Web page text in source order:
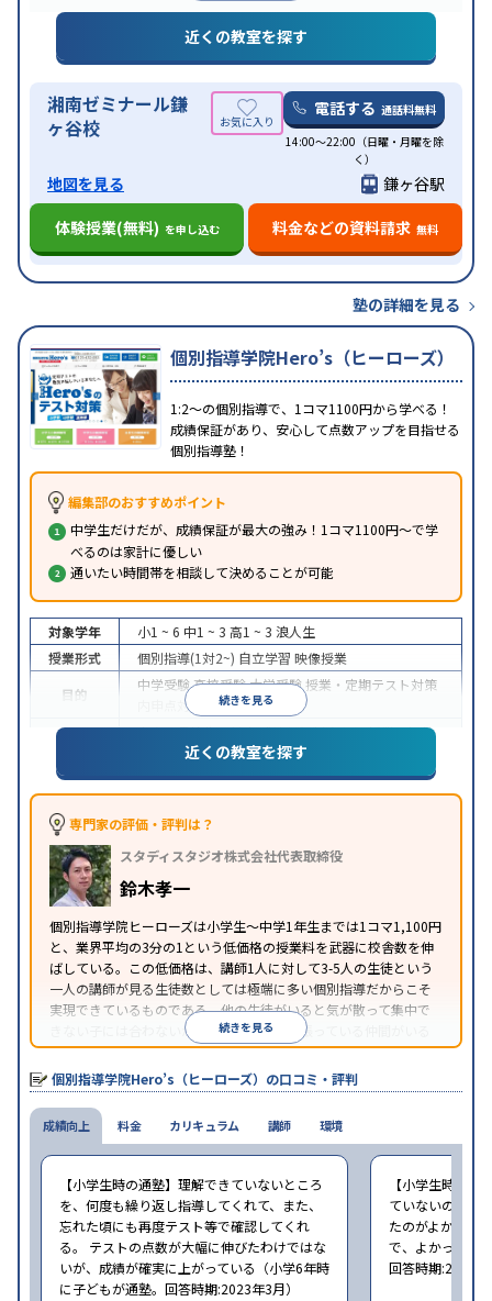
近くの教室を探す
湘南ゼミナール鎌
ヶ谷校
電話する 通話料無料
14:00〜22:00（日曜・月曜を除
く）
地図を見る
鎌ヶ谷駅
体験授業(無料) を申し込む 料金などの資料請求 無料
塾の詳細を見る
個別指導学院Hero’s（ヒーローズ）
1:2～の個別指導で、1コマ1100円から学べる！
成績保証があり、安心して点数アップを目指せる
個別指導塾！
編集部のおすすめポイント
中学生だけだが、成績保証が最大の強み！1コマ1100円～で学
べるのは家計に優しい
通いたい時間帯を相談して決めることが可能
続きを見る
対象学年 小1 ~ 6 中1 ~ 3 高1 ~ 3 浪人生
授業形式
個別指導(1対2~) 自立学習 映像授業
目的
中学受験高校受験大学受験 授業・定期テスト対策
内申点対策
学習習慣の定着
中高一貫校生に対応成績保証制度あり授業の振替
1科目から受講可能 季節講習のみの受講可
※2023年3月調査。小学校高学年の個別指導塾アンケート調査方法を参
照
近くの教室を探す
専門家の評価・評判は？
スタディスタジオ株式会社代表取締役
鈴木孝一
個別指導学院ヒーローズは小学生〜中学1年生までは1コマ1,100円
と、業界平均の3分の1という低価格の授業料を武器に校舎数を伸
ばしている。この低価格は、講師1人に対して3-5人の生徒という
一人の講師が見る生徒数としては極端に多い個別指導だからこそ
実現できているものである。他の生徒がいると気が散って集中で
きない子には合わないが、周りに一緒に頑張っている仲間がいる
ほうが頑張れるタイプの子にはとてもコスパがいいと言える。
続きを見る
個別指導学院Hero’s（ヒーローズ）の口コミ・評判
成績向上
【小学生時の通塾】理解できていないところ
を、何度も繰り返し指導してくれて、また、
忘れた頃にも再度テスト等で確認してくれ
る。 テストの点数が大幅に伸びたわけではな
いが、成績が確実に上がっている（小学6年時
に子どもが通塾。回答時期:2023年3月）
【小学生時の通
ていないので、
たのがよかった
で、よかった（
回答時期:2023
料金 カリキュラム 講師 環境